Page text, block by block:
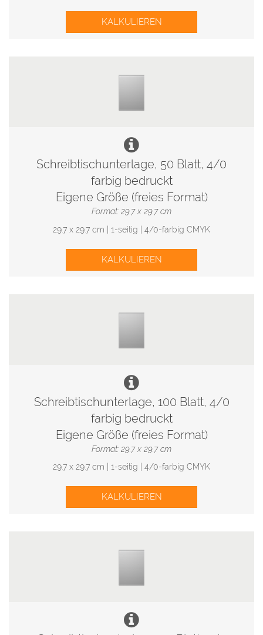
KALKULIEREN
Schreibtischunterlage, 50 Blatt, 4/0
farbig bedruckt
Eigene Größe (freies Format)
Format: 29.7 x 29.7 cm
29.7 x 29.7 cm | 1-seitig | 4/0-farbig CMYK
KALKULIEREN
Schreibtischunterlage, 100 Blatt, 4/0
farbig bedruckt
Eigene Größe (freies Format)
Format: 29.7 x 29.7 cm
29.7 x 29.7 cm | 1-seitig | 4/0-farbig CMYK
KALKULIEREN